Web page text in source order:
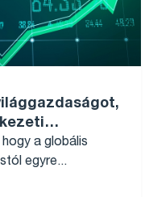
a globális
egyre...